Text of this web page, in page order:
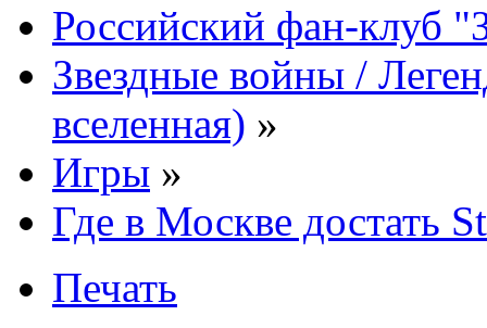
Российский фан-клуб
Звездные войны /
вселенная) »
Игры »
Где в Москве достать
Печать